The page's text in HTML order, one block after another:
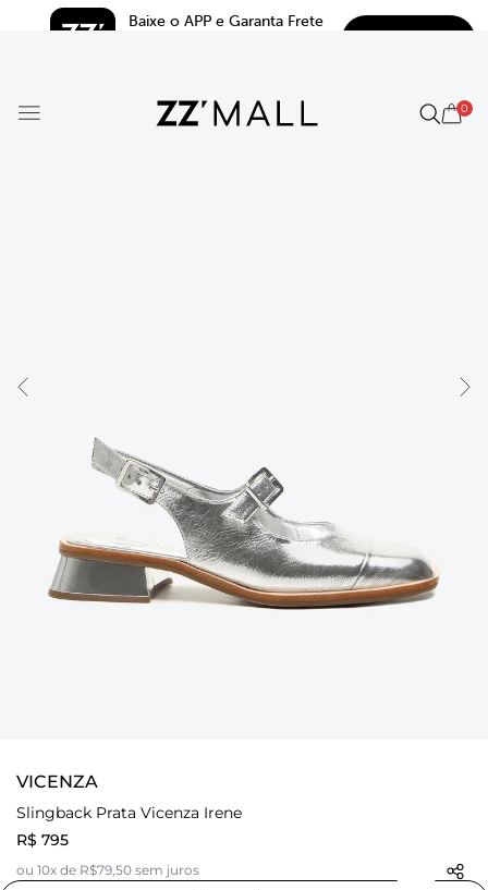
Baixe o APP e Garanta Frete
0
VICENZA
Slingback Prata Vicenza Irene
R$ 795
ou 10x de R$79,50 sem juros